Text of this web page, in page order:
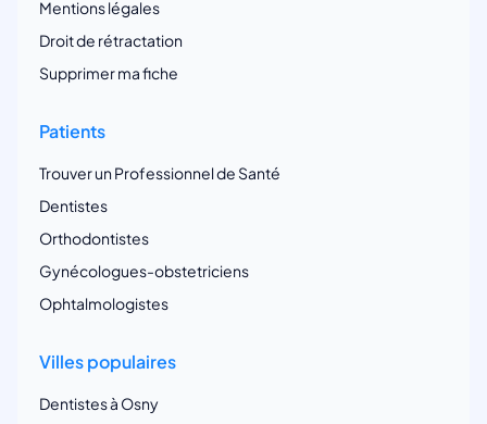
Mentions légales
Droit de rétractation
Supprimer ma fiche
Patients
Trouver un Professionnel de Santé
Dentistes
Orthodontistes
Gynécologues-obstetriciens
Ophtalmologistes
Villes populaires
Dentistes à Osny